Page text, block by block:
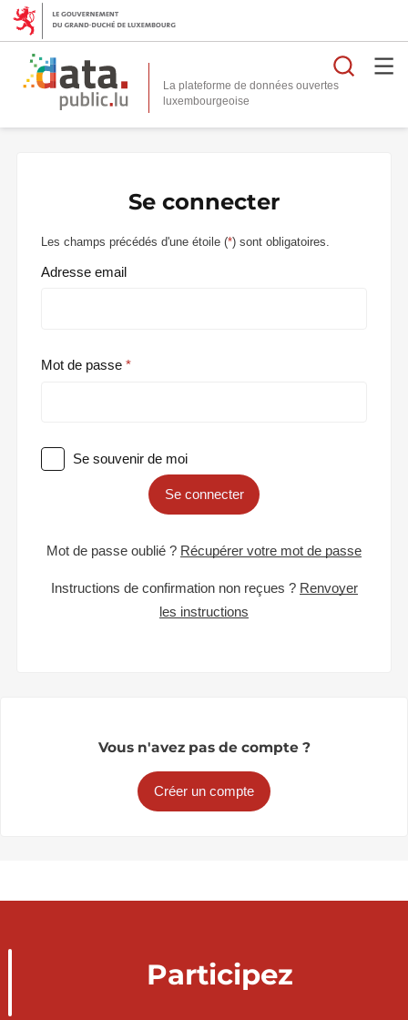
La plateforme de données ouvertes
Se connecter
Les champs précédés d'une étoile (*) sont obligatoires.
Adresse email
Mot de passe
Se souvenir de moi
Se connecter
Mot de passe oublié ? Récupérer votre mot de passe
Instructions de confirmation non reçues ? Renvoyer
les instructions
Vous n'avez pas de compte ?
Créer un compte
Participez